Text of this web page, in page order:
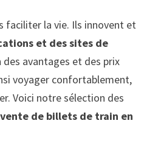
faciliter la vie. Ils innovent et
et des sites de
des avantages et des prix
voyager confortablement,
Voici notre sélection des
de billets de train en